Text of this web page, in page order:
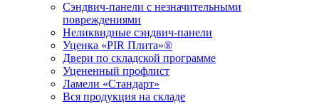
Сэндвич-панели с незначительными
повреждениями
Неликвидные сэндвич-панели
Уценка «PIR Плита»®
Двери по складской программе
Уцененный профлист
Ламели «Стандарт»
Вся продукция на складе